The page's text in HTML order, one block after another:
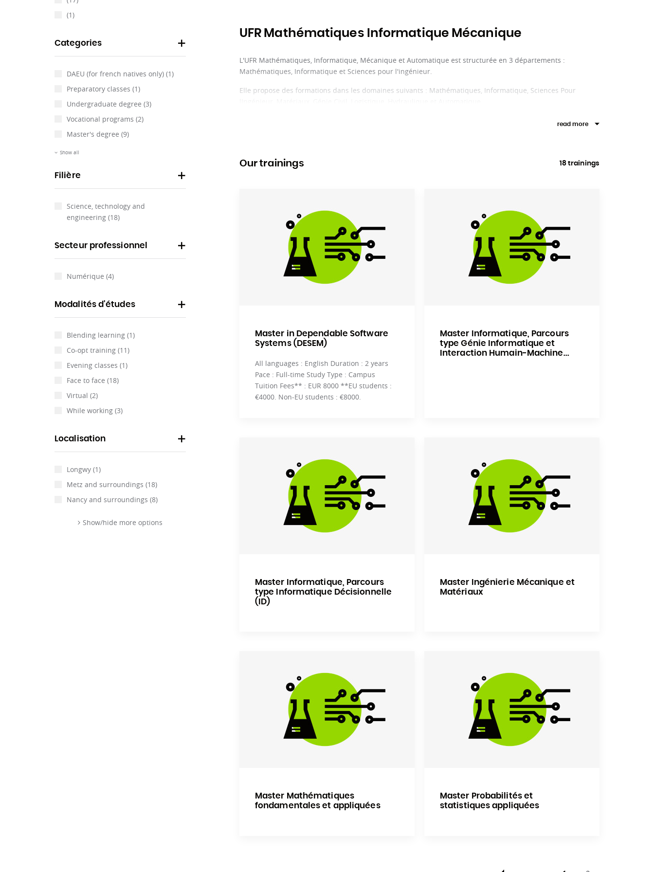
(1)
Categories
DAEU (for french natives only) (1)
Preparatory classes (1)
Undergraduate degree (3)
Vocational programs (2)
Master's degree (9)
Show all
Filière
Science, technology and
engineering (18)
Secteur professionnel
Numérique (4)
Modalités d'études
Blending learning (1)
Co-opt training (11)
Evening classes (1)
Face to face (18)
Virtual (2)
While working (3)
Localisation
Longwy (1)
Metz and surroundings (18)
Nancy and surroundings (8)
Show/hide more options
UFR Mathématiques Informatique Mécanique
L'UFR Mathématiques, Informatique, Mécanique et Automatique est structurée en 3 départements :
Mathématiques, Informatique et Sciences pour l'ingénieur.
Elle propose des formations dans les domaines suivants : Mathématiques, Informatique, Sciences Pour
Zoomer sur le plan d'accés
read more
Our trainings 18 trainings
Master in Dependable Software
Systems (DESEM)
All languages : English Duration : 2 years
Pace : Full-time Study Type : Campus
Tuition Fees** : EUR 8000 **EU students :
€4000. Non-EU students : €8000.
Master Informatique, Parcours
type Génie Informatique et
Interaction Humain-Machine...
Master Informatique, Parcours
type Informatique Décisionnelle
(ID)
Master Ingénierie Mécanique et
Matériaux
Master Mathématiques
fondamentales et appliquées
Master Probabilités et
statistiques appliquées